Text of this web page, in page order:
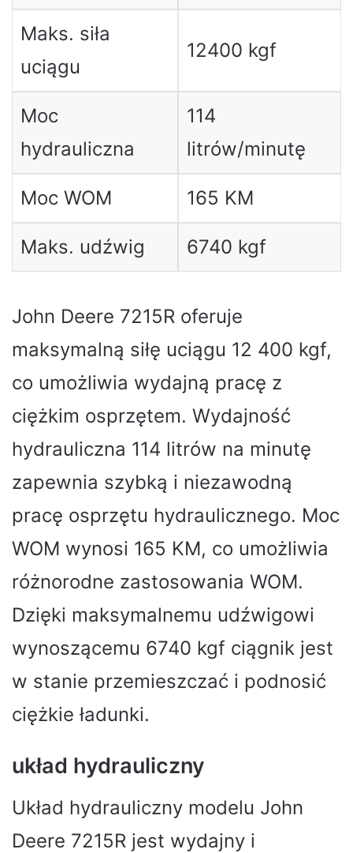
Maks. siła
uciągu
12400 kgf
Moc
hydrauliczna
114
litrów/minutę
Moc WOM 165 KM
Maks. udźwig 6740 kgf
John Deere 7215R oferuje
maksymalną siłę uciągu 12 400 kgf,
co umożliwia wydajną pracę z
ciężkim osprzętem. Wydajność
hydrauliczna 114 litrów na minutę
zapewnia szybką i niezawodną
pracę osprzętu hydraulicznego. Moc
WOM wynosi 165 KM, co umożliwia
różnorodne zastosowania WOM.
Dzięki maksymalnemu udźwigowi
wynoszącemu 6740 kgf ciągnik jest
w stanie przemieszczać i podnosić
ciężkie ładunki.
układ hydrauliczny
Układ hydrauliczny modelu John
Deere 7215R jest wydajny i